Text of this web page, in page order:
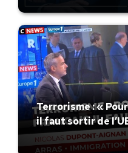
Terrorisme : «
il faut sortir de